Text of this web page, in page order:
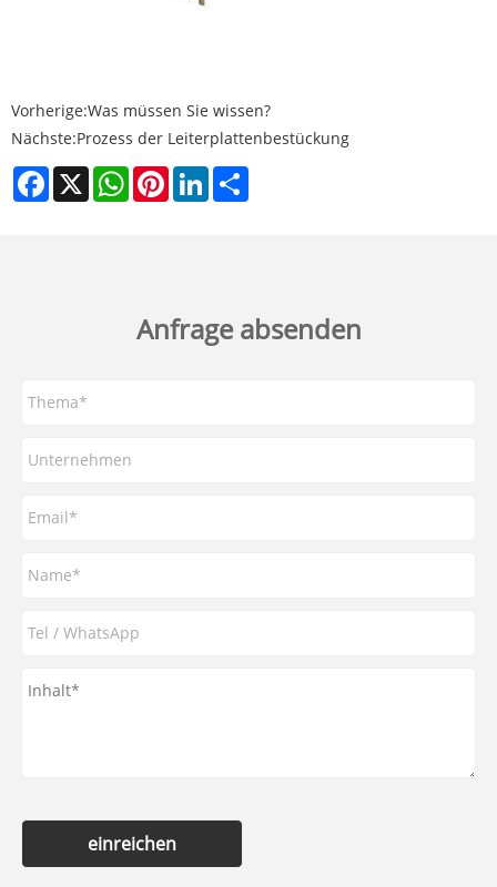
Vorherige:Was müssen Sie wissen?
Nächste:Prozess der Leiterplattenbestückung
Facebook
X WhatsAppPinterestLinkedIn
Anfrage absenden
einreichen